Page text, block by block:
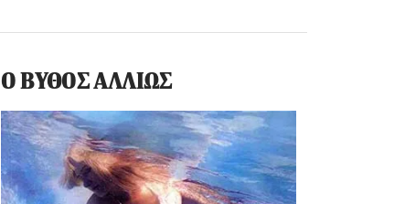
Ο ΒΥΘΟΣ ΑΛΛΙΩΣ